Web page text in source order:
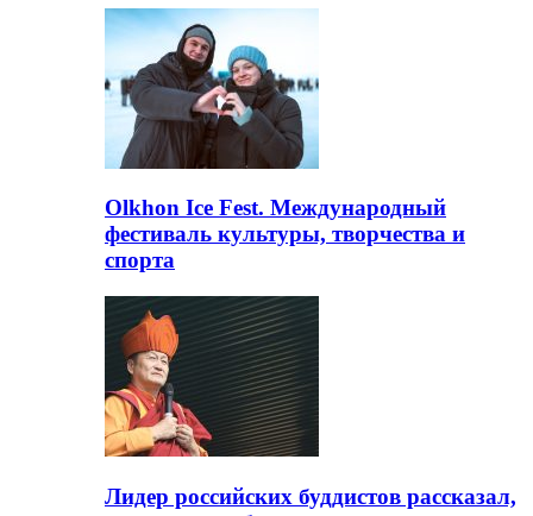
Olkhon Ice Fest. Международный
фестиваль культуры, творчества и
спорта
Лидер российских буддистов рассказал,